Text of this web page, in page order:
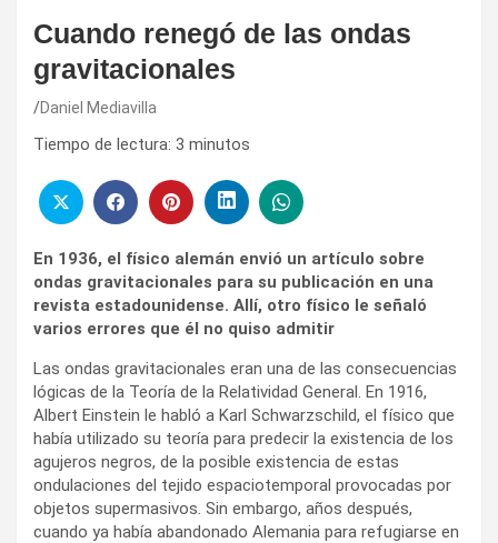
Cuando renegó de las ondas
gravitacionales
Daniel Mediavilla
Tiempo de lectura: 3 minutos
En 1936, el físico alemán envió un artículo sobre
ondas gravitacionales para su publicación en una
revista estadounidense. Allí, otro físico le señaló
varios errores que él no quiso admitir
Las ondas gravitacionales eran una de las consecuencias
lógicas de la Teoría de la Relatividad General. En 1916,
Albert Einstein le habló a Karl Schwarzschild, el físico que
había utilizado su teoría para predecir la existencia de los
agujeros negros, de la posible existencia de estas
ondulaciones del tejido espaciotemporal provocadas por
objetos supermasivos. Sin embargo, años después,
cuando ya había abandonado Alemania para refugiarse en